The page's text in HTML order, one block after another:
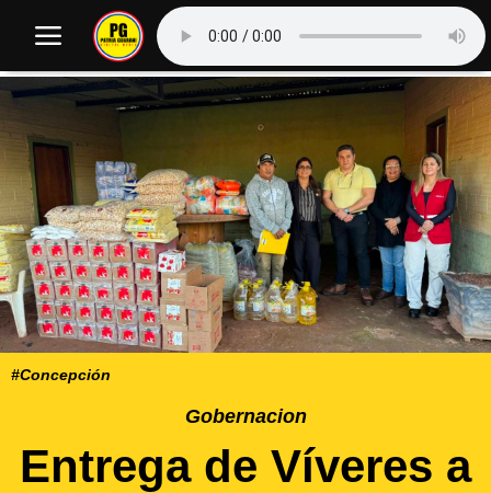
#Concepción
Gobernacion
Entrega de Víveres a